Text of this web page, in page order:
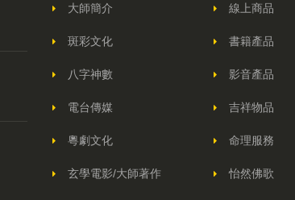
大師簡介
斑彩文化
八字神數
電台傳媒
粵劇文化
玄學電影/大師著作
線上商品
書籍產品
影音產品
吉祥物品
命理服務
怡然佛歌